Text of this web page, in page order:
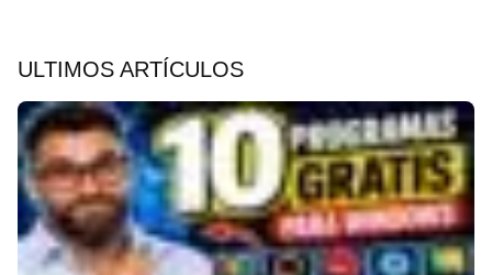
ULTIMOS ARTÍCULOS